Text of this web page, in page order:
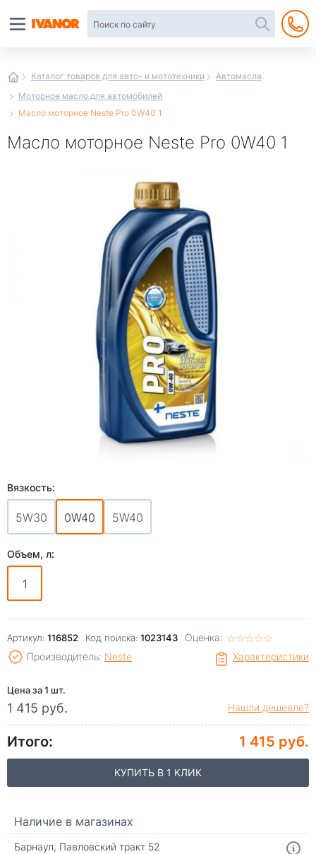
Каталог товаров для авто- и мототехники
Автомасла
Моторное масло для автомобилей
Масло моторное Neste Pro 0W40 1
Масло моторное Neste Pro 0W40 1
Вязкость:
5W30 0W40 5W40
Объем, л:
1
Артикул: 116852 Код поиска: 1023143 Оценка: ☆☆☆☆☆
★★★★★
Характеристики
Производитель: Neste
Цена за 1 шт.
1 415 руб. Нашли дешевле?
Итого: 1 415 руб.
КУПИТЬ В 1 КЛИК
Наличие в магазинах
Барнаул, Павловский тракт 52
интернет-